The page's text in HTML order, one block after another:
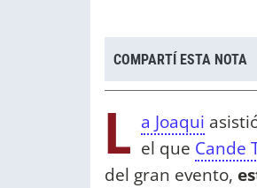
COMPARTÍ ESTA NOTA
L a Joaqui
el que Cande
del gran evento,